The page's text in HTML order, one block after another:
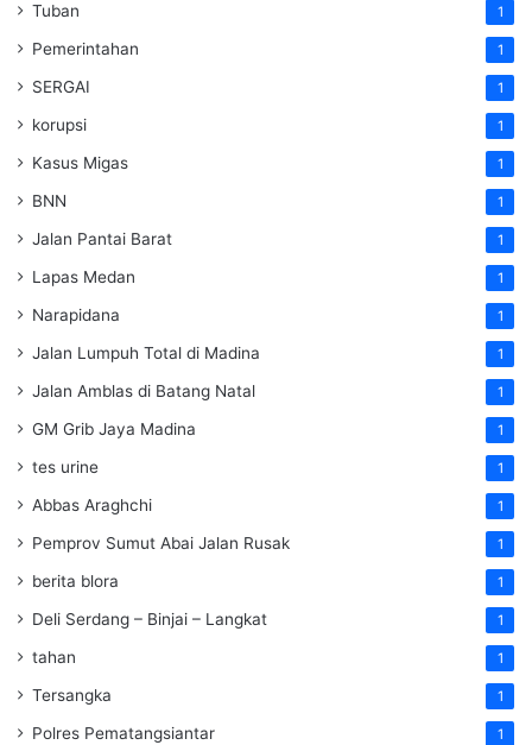
Tuban 1
Pemerintahan 1
SERGAI 1
korupsi 1
Kasus Migas 1
BNN 1
Jalan Pantai Barat 1
Lapas Medan 1
Narapidana 1
Jalan Lumpuh Total di Madina 1
Jalan Amblas di Batang Natal 1
GM Grib Jaya Madina 1
tes urine 1
Abbas Araghchi 1
Pemprov Sumut Abai Jalan Rusak 1
berita blora 1
Deli Serdang – Binjai – Langkat 1
tahan 1
Tersangka 1
Polres Pematangsiantar 1